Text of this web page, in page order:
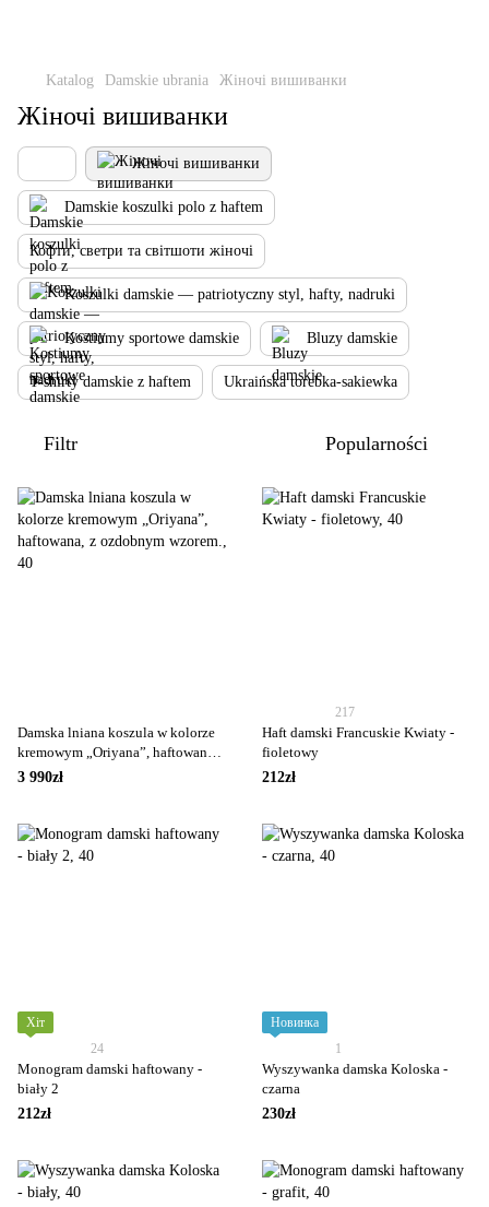
Katalog Damskie ubrania Жіночі вишиванки
Жіночі вишиванки
Жіночі вишиванки
Damskie koszulki polo z haftem
Кофти, светри та світшоти жіночі
Koszulki damskie — patriotyczny styl, hafty, nadruki
Kostiumy sportowe damskie Bluzy damskie
T-shirty damskie z haftem Ukraińska torebka-sakiewka
Filtr Popularności
Damska lniana koszula w kolorze
kremowym „Oriyana”, haftowana, z
ozdobnym wzorem.
3 990zł
217
Haft damski Francuskie Kwiaty -
fioletowy
212zł
Хіт
24
Monogram damski haftowany -
biały 2
212zł
Новинка
1
Wyszywanka damska Koloska -
czarna
230zł